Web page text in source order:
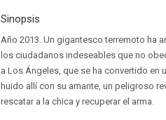
Sinopsis
Año 2013. Un gigantesco terremoto ha
los ciudadanos indeseables que no
a Los Ángeles, que se ha convertido en
huido allí con su amante, un peligroso
rescatar a la chica y recuperar el arma.